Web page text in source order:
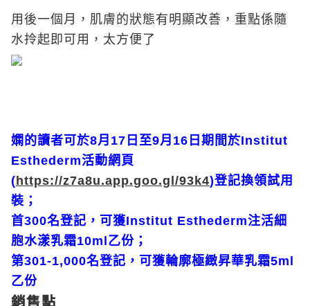
用後一個月，肌膚的狀態有明顯改善，重點係隨
水拎起即可用，太方便了
嫻的讀者可於8月17日至9月16日期間於Institut
Esthederm活動網頁
( https://z7a8u.app.goo.gl/93k4)登記換領試用
裝 ；
首300名登記，可獲Institut Esthederm注活細
胞水漾乳霜10ml乙份；
第301-1,000名登記，可獲輪廓極緻昇華乳霜5ml
乙份
銷售點